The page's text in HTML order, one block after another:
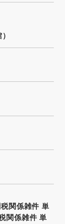
関係雑件 単
関係雑件 単